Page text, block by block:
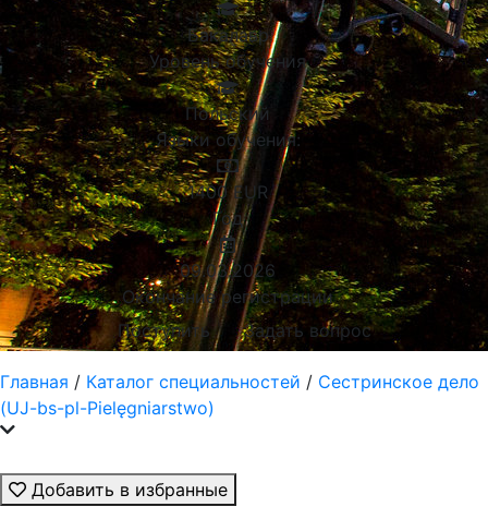
Бакалавр
Уровень обучения
Польский
Языки обучения:
1400 EUR
Год
09.03.2026
Окончание регистрации
Поступить
Задать вопрос
Главная / Каталог специальностей / Сестринское дело
(UJ-bs-pl-Pielęgniarstwo)
Добавить в избранные